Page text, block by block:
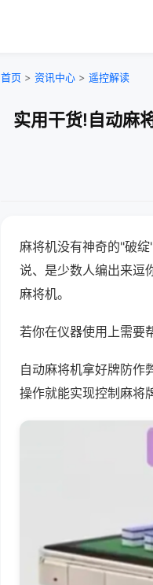
首页 > 资讯中心 > 遥控解读
实用干货!自动麻
麻将机没有神奇的"破
说、是少数人编出来逗
麻将机。
若你在仪器使用上需要
自动麻将机拿好牌防作
操作就能实现控制麻将